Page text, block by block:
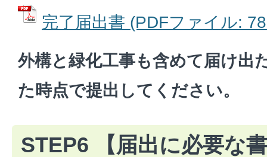
完了届出書 (PDFファイル:
外構と緑化工事も含めて届け出
た時点で提出してください。
STEP6 【届出に必要な